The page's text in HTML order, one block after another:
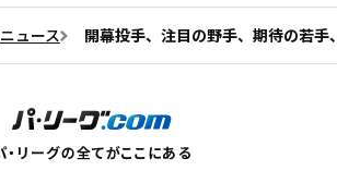
ニュース 開幕投手、注目の野手、期待の若